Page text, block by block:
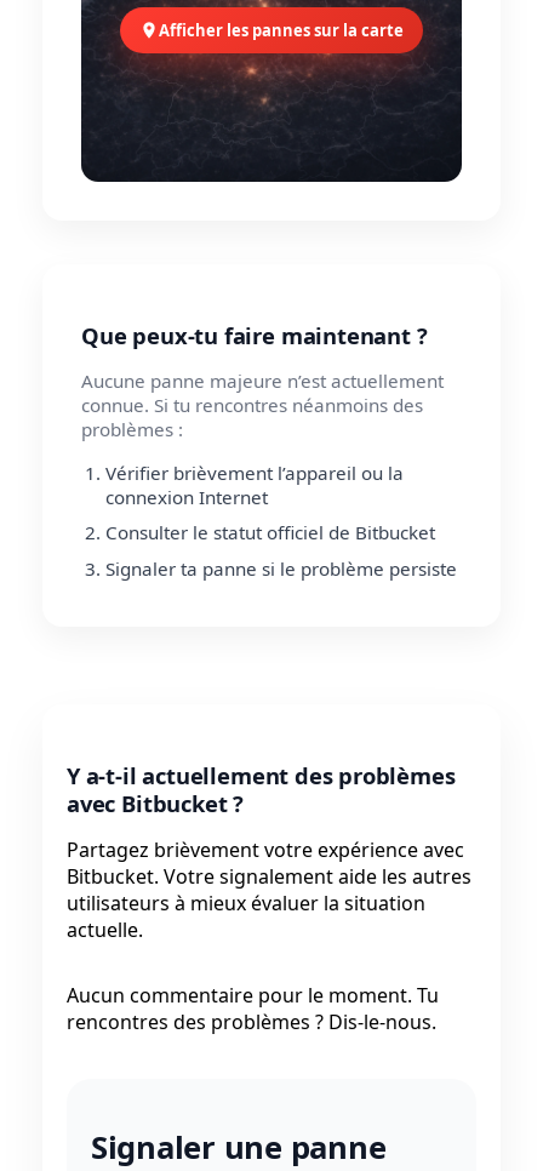
Afficher les pannes sur la carte
Que peux-tu faire maintenant ?
Aucune panne majeure n’est actuellement
connue. Si tu rencontres néanmoins des
problèmes :
Vérifier brièvement l’appareil ou la
connexion Internet
Consulter le statut officiel de Bitbucket
Signaler ta panne si le problème persiste
Y a-t-il actuellement des problèmes
avec Bitbucket ?
Partagez brièvement votre expérience avec
Bitbucket. Votre signalement aide les autres
utilisateurs à mieux évaluer la situation
actuelle.
Aucun commentaire pour le moment. Tu
rencontres des problèmes ? Dis-le-nous.
Signaler une panne